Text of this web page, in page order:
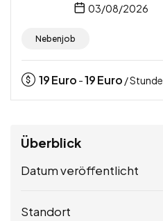
03/08/2026
Nebenjob
19Euro -19Euro / Stunde
Überblick
Datum veröffentlicht
Standort